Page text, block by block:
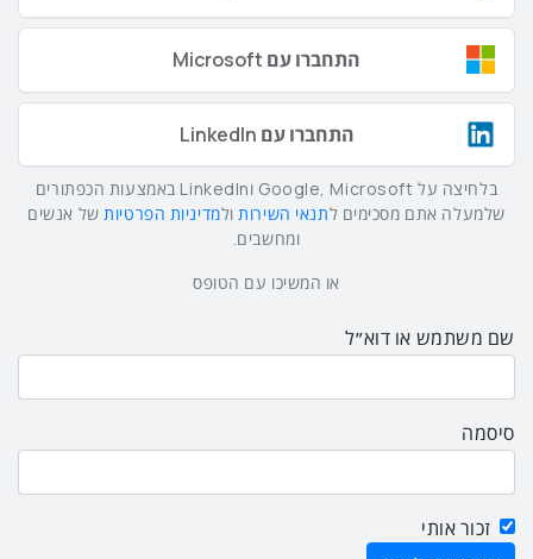
התחברו עם Microsoft
התחברו עם LinkedIn
בלחיצה על Google, Microsoft וLinkedIn באמצעות הכפתורים
שלמעלה אתם מסכימים לתנאי השירותולמדיניות הפרטיותשל אנשים
ומחשבים.
או המשיכו עם הטופס
שם משתמש או דוא״ל
סיסמה
זכור אותי